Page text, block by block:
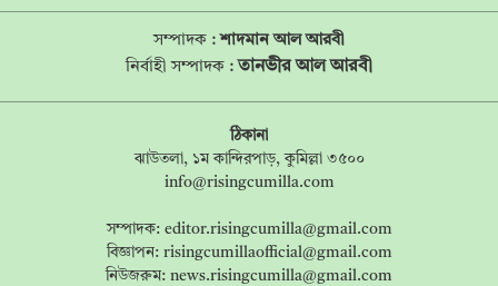
সম্পাদক :শাদমান আল আরবী
নির্বাহী সম্পাদক : তানভীর আল আরবী
ঠিকানা
ঝাউতলা, ১ম কান্দিরপাড়, কুমিল্লা ৩৫০০
info@risingcumilla.com
সম্পাদক: editor.risingcumilla@gmail.com
বিজ্ঞাপন: risingcumillaofficial@gmail.com
নিউজরুম: news.risingcumilla@gmail.com